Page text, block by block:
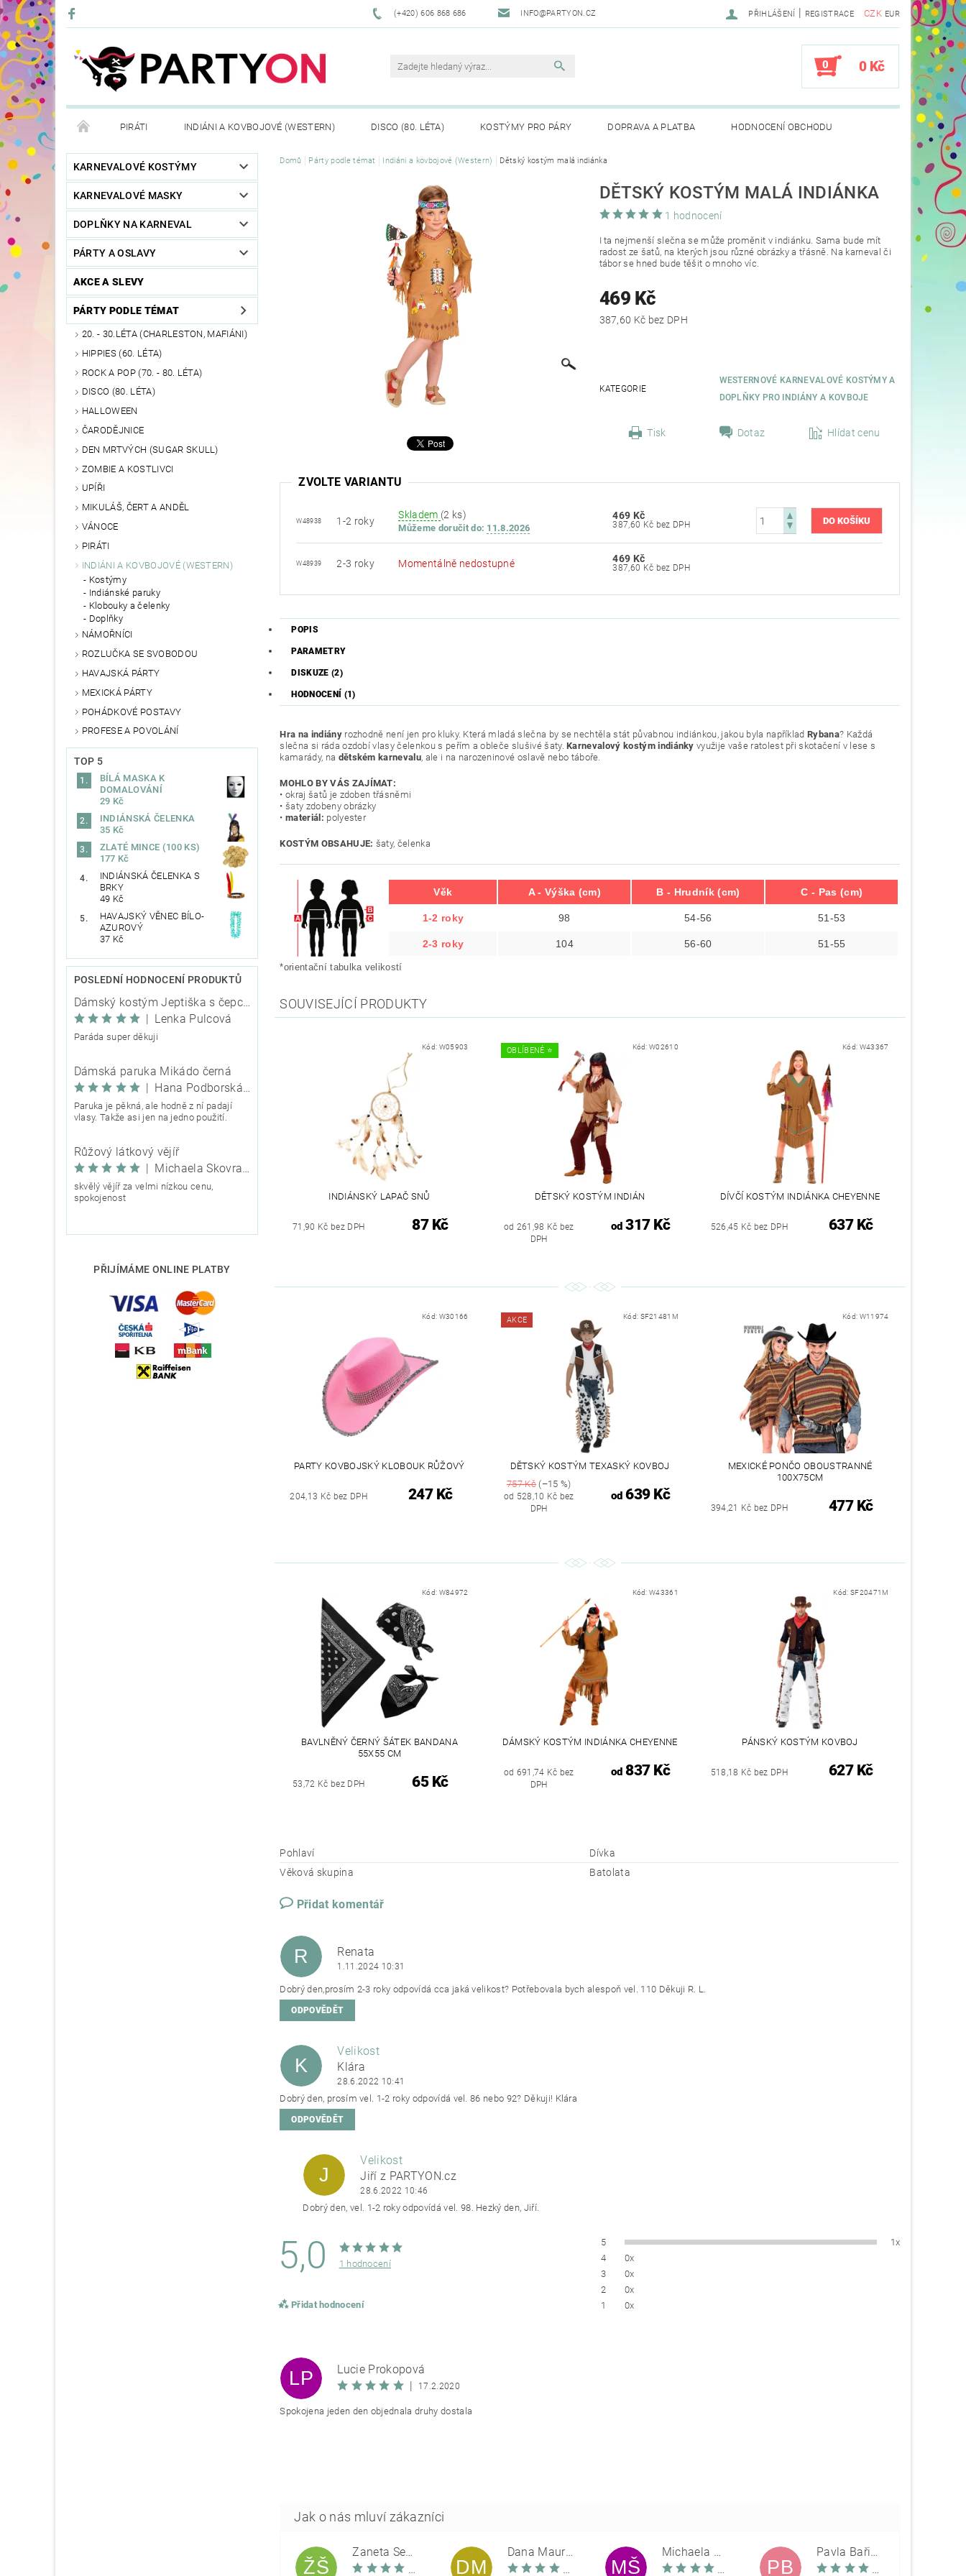
(+420) 606 868 686 INFO@PARTYON.CZ CZK EUR
PŘIHLÁŠENÍ | REGISTRACE
0 0 Kč
PIRÁTI INDIÁNI A KOVBOJOVÉ (WESTERN) DISCO (80. LÉTA) KOSTÝMY PRO PÁRY DOPRAVA A PLATBA HODNOCENÍ OBCHODU
KONTAKTY OBCHODNÍ PODMÍNKY VRÁCENÍ ZBOŽÍ REKLAMACE
KARNEVALOVÉ KOSTÝMY
KARNEVALOVÉ MASKY
DOPLŇKY NA KARNEVAL
PÁRTY A OSLAVY
AKCE A SLEVY
PÁRTY PODLE TÉMAT
20. - 30.LÉTA (CHARLESTON, MAFIÁNI)
HIPPIES (60. LÉTA)
ROCK A POP (70. - 80. LÉTA)
DISCO (80. LÉTA)
HALLOWEEN
ČARODĚJNICE
DEN MRTVÝCH (SUGAR SKULL)
ZOMBIE A KOSTLIVCI
UPÍŘI
MIKULÁŠ, ČERT A ANDĚL
VÁNOCE
PIRÁTI
INDIÁNI A KOVBOJOVÉ (WESTERN)
Kostýmy
Indiánské paruky
Klobouky a čelenky
Doplňky
NÁMOŘNÍCI
ROZLUČKA SE SVOBODOU
HAVAJSKÁ PÁRTY
MEXICKÁ PÁRTY
POHÁDKOVÉ POSTAVY
PROFESE A POVOLÁNÍ
TOP 5
BÍLÁ MASKA K
DOMALOVÁNÍ
29 Kč
INDIÁNSKÁ ČELENKA
35 Kč
ZLATÉ MINCE (100 KS)
177 Kč
INDIÁNSKÁ ČELENKA S
BRKY
49 Kč
HAVAJSKÝ VĚNEC BÍLO-
AZUROVÝ
37 Kč
POSLEDNÍ HODNOCENÍ PRODUKTŮ
Dámský kostým Jeptiška s čepcem
Lenka Pulcová
Paráda super děkuji
Dámská paruka Mikádo černá
Hana Podborská TRIXIE
Paruka je pěkná, ale hodně z ní padají
vlasy. Takže asi jen na jedno použití.
Růžový látkový vějíř
Michaela Škovranová
skvělý vějíř za velmi nízkou cenu,
spokojenost
PŘIJÍMÁME ONLINE PLATBY
Domů Párty podle témat Indiáni a kovbojové (Western) Dětský kostým malá indiánka
DĚTSKÝ KOSTÝM MALÁ INDIÁNKA
1 hodnocení
I ta nejmenší slečna se může proměnit v indiánku. Sama bude mít
radost ze šatů, na kterých jsou různé obrázky a třásně. Na karneval či
tábor se hned bude těšit o mnoho víc.
469 Kč
387,60 Kč bez DPH
KATEGORIE
WESTERNOVÉ KARNEVALOVÉ KOSTÝMY A
DOPLŇKY PRO INDIÁNY A KOVBOJE
Tisk Dotaz Hlídat cenu
ZVOLTE VARIANTU
W48938 1-2 roky
Skladem (2 ks)
Můžeme doručit do: 11.8.2026
469 Kč
387,60 Kč bez DPH
W48939 2-3 roky Momentálně nedostupné 469 Kč
387,60 Kč bez DPH
POPIS
PARAMETRY
DISKUZE (2)
HODNOCENÍ (1)
Hra na indiányrozhodně není jen pro kluky. Která mladá slečna by se nechtěla stát půvabnou indiánkou, jakou byla například Rybana? Každá
slečna si ráda ozdobí vlasy čelenkou s peřím a obleče slušivé šaty.Karnevalový kostým indiánky využije vaše ratolest při skotačení v lese s
kamarády, na dětském karnevalu, ale i na narozeninové oslavě nebo táboře.
MOHLO BY VÁS ZAJÍMAT:
• okraj šatů je zdoben třásněmi
• šaty zdobeny obrázky
•materiál: polyester
KOSTÝM OBSAHUJE: šaty, čelenka
Věk A - Výška (cm) B - Hrudník (cm) C - Pas (cm)
1-2 roky 98 54-56 51-53
2-3 roky 104 56-60 51-55
*orientační tabulka velikostí
SOUVISEJÍCÍ PRODUKTY
Kód: W05903
INDIÁNSKÝ LAPAČ SNŮ
71,90 Kč bez DPH 87 Kč
OBLÍBENÉ ⭐️ Kód:W02610
DĚTSKÝ KOSTÝM INDIÁN
od 261,98 Kč bez
DPH
od317 Kč
Kód: W43367
DÍVČÍ KOSTÝM INDIÁNKA CHEYENNE
526,45 Kč bez DPH 637 Kč
Kód: W30166
PARTY KOVBOJSKÝ KLOBOUK RŮŽOVÝ
204,13 Kč bez DPH 247 Kč
AKCE Kód: SF21481M
DĚTSKÝ KOSTÝM TEXASKÝ KOVBOJ
757 Kč(–15 %)
od 528,10 Kč bez
DPH
od639 Kč
Kód: W11974
MEXICKÉ PONČO OBOUSTRANNÉ
100X75CM
394,21 Kč bez DPH 477 Kč
Kód: W84972
BAVLNĚNÝ ČERNÝ ŠÁTEK BANDANA
55X55 CM
53,72 Kč bez DPH 65 Kč
Kód:W43361
DÁMSKÝ KOSTÝM INDIÁNKA CHEYENNE
od 691,74 Kč bez
DPH
od837 Kč
Kód:SF20471M
PÁNSKÝ KOSTÝM KOVBOJ
518,18 Kč bez DPH 627 Kč
Pohlaví
Dívka
Věková skupina
Batolata
Přidat komentář
R Renata
1.11.2024 10:31
Dobrý den,prosím 2-3 roky odpovídá cca jaká velikost? Potřebovala bych alespoň vel. 110 Děkuji R. L.
ODPOVĚDĚT
K
Velikost
Klára
28.6.2022 10:41
Dobrý den, prosím vel. 1-2 roky odpovídá vel. 86 nebo 92? Děkuji! Klára
ODPOVĚDĚT
J
Velikost
Jiří z PARTYON.cz
28.6.2022 10:46
Dobrý den, vel. 1-2 roky odpovídá vel. 98. Hezký den, Jiří.
5,0 1 hodnocení
Přidat hodnocení
5
1x
4
0x
3
0x
2
0x
1
0x
LP
Lucie Prokopová
|
17.2.2020
Spokojena jeden den objednala druhy dostala
ŽŠ
Žaneta Šemberová
DM
Dana Maurerová
MŠ
Michaela Škovranová
PB
Pavla Bařinová